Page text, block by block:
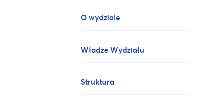
O wydziale
Władze Wydziału
Struktura